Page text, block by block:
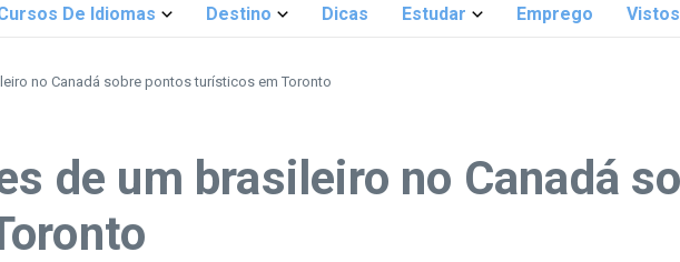
De Idiomas Destino Dicas Estudar Emprego Vistos
no Canadá sobre pontos turísticos em Toronto
de um brasileiro no Canadá